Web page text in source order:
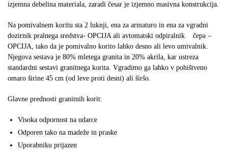
izjemna debelina materiala, zaradi česar je izjemno masivna konstrukcija.
Na pomivalnem koritu sta 2 luknji, ena za armaturo in ena za vgradni
dozirnik pralnega sredstva- OPCIJA ali avtomatski odpiralnik čepa –
OPCIJA, tako da je pomivalno korito lahko desno ali levo umivalnik.
Njegova sestava je 80% mletega granita in 20% akrila, kar ustreza
standardni sestavi granitnega korita. Vgradimo ga lahko v pohištveno
omaro širine 45 cm (od leve proti desni) ali širšo.
Glavne prednosti granitnih korit:
Visoka odpornost na udarce
Odporen tako na madeže in praske
Uporabniku prijazen